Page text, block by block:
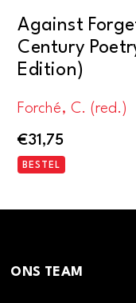
Against
Century
Edition)
Forché, C. (red.)
€31,75
BESTEL
ONS TEAM